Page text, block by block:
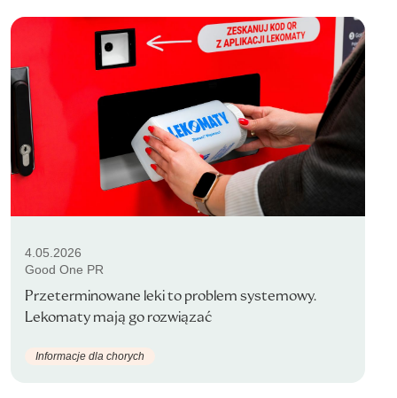
4.05.2026
Good One PR
Przeterminowane leki to problem systemowy.
Lekomaty mają go rozwiązać
Informacje dla chorych